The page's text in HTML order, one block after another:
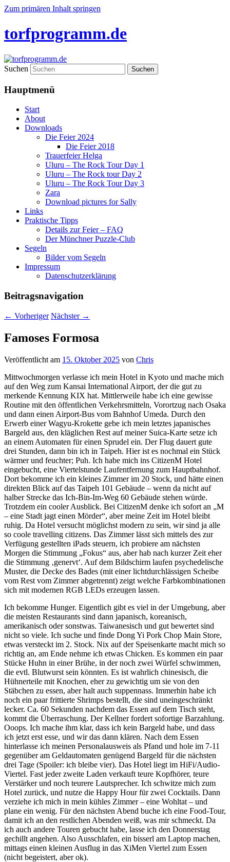
Zum primären Inhalt springen
torfprogramm.de
Suchen
Hauptmenü
Start
About
Downloads
Die Feier 2024
Die Feier 2018
Trauerfeier Helga
Uluru – The Rock Tour Day 1
Uluru – The Rock tour Day 2
Uluru – The Rock Tour Day 3
Zara
Download pictures for Sally
Links
Praktische Tipps
Details zur Feier – FAQ
Der Münchner Puzzle-Club
Segeln
Bilder vom Segeln
Impressum
Datenschutz­erklärung
Beitragsnavigation
← Vorheriger Nächster →
Famoses Formosa
Veröffentlicht am 15. Oktober 2025 von Chris
Mittwochmorgen verlasse ich mein Hotel in Kyoto und mache mich
auf den Weg zum Kansai International Airport, der die gut zu
merkende Kennung KIX hat. Mittlerweile habe ich eine gewisse
Routine mit den öffentlichen Verkehrsmitteln, Vorortzug nach Osaka
und dann einen Airport-Bus vom Bahnhof Umeda. Durch den
Erwerb einer Wagyu-Krokette gebe ich mein letztes japanisches
Bargeld aus, den kläglichen Rest auf meiner Suica-Karte setze ich
an einem Automaten für einen Sprudel ein. Der Flug dauert gute
drei Stunden, dann bin ich in Taipeh. Hier ist es nochmal ein Stück
wärmer und feuchter; Puh. Ich habe mich ins CitizenM Hotel
eingebucht, eine Viertelstunde Laufentfernung zum Hauptbahnhof.
Dort bekomme ich ein kleines Zimmer im 20 Stock, und hätte einen
direkten Blick auf das Taipeh 101 Gebäude – wenn da nicht auf
halber Strecke das Ich-Bin-Im-Weg 60 Gebäude stehen würde.
Trotzdem ein cooler Ausblick. Bei CitizenM denke ich sofort an „M
– eine Stadt jagt einen Mörder“, aber meine Zeit im Hotel bleibt
ruhig. Da Hotel versucht möglichst modern zu sein, wir sind ja alle
so coole travelling citizens. Das Zimmer lässt sich mittels des zur
Verfügung gestellten iPads steuern, ich probiere am nächsten
Morgen die Stimmung „Fokus“ aus, aber hab nach kurzer Zeit eher
die Stimmung ‚genervt‘. Auf dem Bildschirm laufen psychedelische
Muster, die Decke des Bades (mit einer lichtdurchlässigen Scheibe
vom Rest vom Zimmer abgetrennt) zeigt welche Farbkombinationen
sich mit modernen RGB LEDs erzeugen lassen.
Ich bekomme Hunger. Eigentlich gibt es viel in der Umgebung, aber
die meisten Restaurants sind dann japanisch, koreanisch,
amerikanisch oder sonstwas. Taiwanesisch und gut bewertet sind
nicht so viele. Ich suche und finde Dong Yi Pork Chop Main Store,
etwas versteckt im 2. Stock. Nix auf der Speisenkarte macht mich so
richtig an, am Ende nehme ich etwas Chicken. Es kommen ein paar
Stücke Huhn in einer Brühe, in der noch zwei Würfel schwimmen,
die evtl. Blutwurst sein könnten. Es ist wahrlich chinesisch, die
Hühnerteile mit Knochen, eher zu gewichtig um sie von den
Stäbchen zu essen, aber halt auch suppennass. Immerhin habe ich
noch ein paar frittierte Shrimps bestellt, die sind uneingeschränkt
lecker. Ca. 60 Sekunden nachdem das Essen auf dem Tisch steht,
kommt die Überraschung. Der Kellner fordert sofortige Barzahlung.
Ooops. Ich mache ihm klar, dass ich kein Bargeld habe, und dass
ich jetzt erst esse, und wir das dann klären. Nach dem Essen
hinterlasse ich meinen Personalausweis als Pfand und hole im 7-11
gegenüber am Geldautomaten genügend Bargeld für die nächsten
drei Tage (Spoiler: ich bleibe vier). Das Hotel liegt im HiFi/Audio-
Viertel. Fast jeder zweite Laden verkauft teure Kopfhörer, teure
Verstärker und noch teurere Lautsprecher. Ich schwitze mich zum
Hotel zurück, und nutze die Happy Hour für zwei Cocktails. Dann
verziehe ich mich in mein kühles Zimmer – eine Wohltat – und
plane ein wenig. Für den nächsten Abend buche ich eine Food-Tour,
damit ich an den restlichen Abenden weiß, was mir schmeckt. Da
ich auch andere Touren gebucht habe, lasse ich den Donnerstag
gechillt angehen. Also Ausschlafen, ein bisserl am Laptop machen,
mittags einen kleinen Ausflug in das XiMen Viertel zum Essen
(nicht begeistert, aber ok).